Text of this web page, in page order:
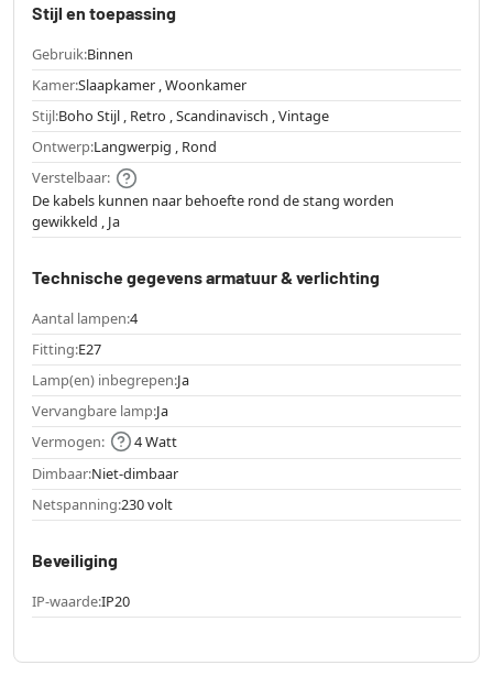
Stijl en toepassing
Gebruik:Binnen
Kamer:Slaapkamer , Woonkamer
Stijl:Boho Stijl , Retro , Scandinavisch , Vintage
Ontwerp:Langwerpig , Rond
Verstelbaar:
De kabels kunnen naar behoefte rond de stang worden
gewikkeld , Ja
Technische gegevens armatuur & verlichting
Aantal lampen:4
Fitting:E27
Lamp(en) inbegrepen:Ja
Vervangbare lamp:Ja
Vermogen:
4 Watt
Dimbaar:Niet-dimbaar
Netspanning:230 volt
Beveiliging
IP-waarde:IP20